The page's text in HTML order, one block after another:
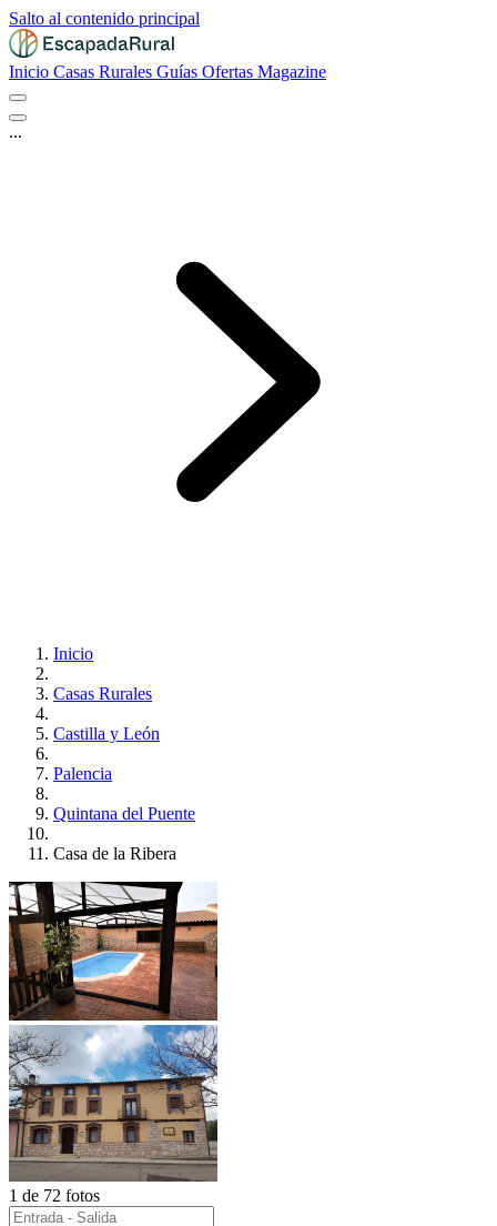
Salto al contenido principal
Inicio Casas Rurales Guías Ofertas Magazine
...
Inicio
Casas Rurales
Castilla y León
Palencia
Quintana del Puente
Casa de la Ribera
1 de 72 fotos